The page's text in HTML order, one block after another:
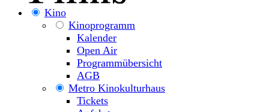
Kino
Kinoprogramm
Kalender
Open Air
Programmübersicht
AGB
Metro Kinokulturhaus
Tickets